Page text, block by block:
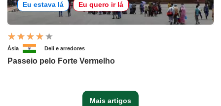
Eu estava lá Eu quero ir lá
Ásia Deli e arredores
Passeio pelo Forte Vermelho
Mais artigos